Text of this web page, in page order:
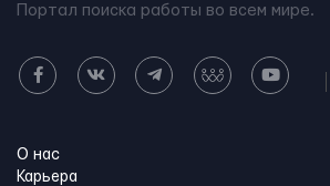
Портал поиска работы во всем мире.
О нас
Карьера